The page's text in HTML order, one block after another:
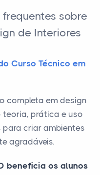
sobre
de Interiores
Curso Técnico em
completa em design
teoria, prática e uso
criar ambientes
agradáveis.
beneficia os alunos